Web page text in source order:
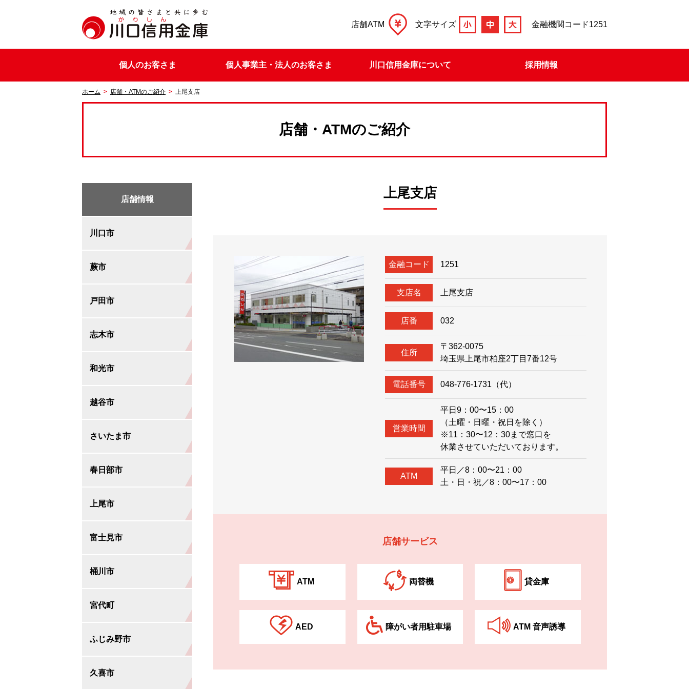
店舗ATM 文字サイズ 金融機関コード1251
個人のお客さま 個人事業主・法人のお客さま 川口信用金庫について 採用情報
ホーム 店舗・ATMのご紹介 上尾支店
店舗・ATMのご紹介
店舗情報
川口市
本店営業部
仲町支店
飯塚支店
本町東支店
芝支店
柳崎支店
鳩ヶ谷支店
木曽呂支店
川口中央支店
東川口支店
赤井支店
東本郷支店
蕨市
蕨支店
戸田市
戸田支店
戸田北支店
志木市
志木支店
宗岡支店
志木北支店
和光市
和光支店
越谷市
蒲生支店
蒲生西口支店
南越谷支店
せんげん台支店
さいたま市
大宮支店
与野支店
北浦和支店
大和田支店
武蔵浦和支店
浦和中尾支店
東大宮支店
春日部市
一ノ割支店
春日部支店
上尾市
上尾支店
富士見市
みずほ台支店
桶川市
桶川支店
宮代町
宮代支店
ふじみ野市
ふじみ野支店
久喜市
上尾支店
金融コード 1251
⽀店名 上尾支店
店番 032
住所
〒362-0075
埼玉県上尾市柏座2丁目7番12号
電話番号 048-776-1731（代）
営業時間
平⽇9：00〜15：00
（⼟曜・⽇曜・祝⽇を除く）
※11：30〜12：30まで窓口を
休業させていただいております。
ATM
平⽇／8：00〜21：00
⼟・⽇・祝／8：00〜17：00
店舗サービス
ATM 両替機 貸⾦庫
AED 障がい者⽤駐⾞場 ATM ⾳声誘導